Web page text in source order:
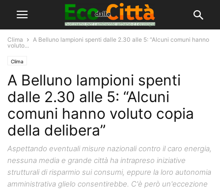
Clima
A Belluno lampioni spenti dalle 2.30 alle 5: “Alcuni comuni hanno
voluto...
Clima
A Belluno lampioni spenti
dalle 2.30 alle 5: “Alcuni
comuni hanno voluto copia
della delibera”
Aspettando eventuali misure nazionali contro il caro energia,
nessuna media e grande città ha intrapreso iniziative
strutturali di risparmio sui consumi, eppure la loro autonomia
amministrativa glielo consentirebbe. C'è però un'eccezione